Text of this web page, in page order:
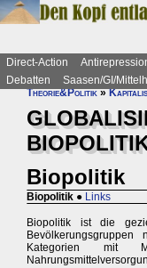
Direct-Action
Debatten
Saasen/GI/
Theorie&Politik»
Biopolitik
Biopolitik ● Links
Biopolitik ist die
Kategorien mit